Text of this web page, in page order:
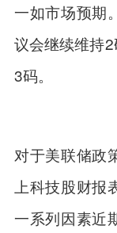
一如市场预期
议会继续维持
3码。
对于美联储政
上科技股财
一系列因素近